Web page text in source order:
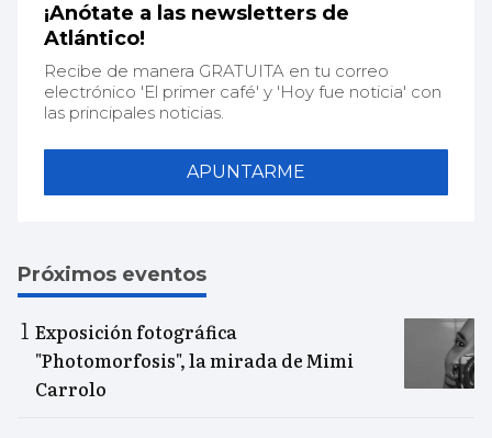
¡Anótate a las newsletters de
Atlántico!
Recibe de manera GRATUITA en tu correo
electrónico 'El primer café' y 'Hoy fue noticia' con
las principales noticias.
APUNTARME
Próximos eventos
Exposición fotográfica
"Photomorfosis", la mirada de Mimi
Carrolo